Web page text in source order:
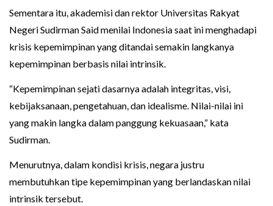
Sementara itu, akademisi dan rektor Universitas Rakyat
Negeri Sudirman Said menilai Indonesia saat ini menghadapi
krisis kepemimpinan yang ditandai semakin langkanya
kepemimpinan berbasis nilai intrinsik.
“Kepemimpinan sejati dasarnya adalah integritas, visi,
kebijaksanaan, pengetahuan, dan idealisme. Nilai-nilai ini
yang makin langka dalam panggung kekuasaan,” kata
Sudirman.
Menurutnya, dalam kondisi krisis, negara justru
membutuhkan tipe kepemimpinan yang berlandaskan nilai
intrinsik tersebut.